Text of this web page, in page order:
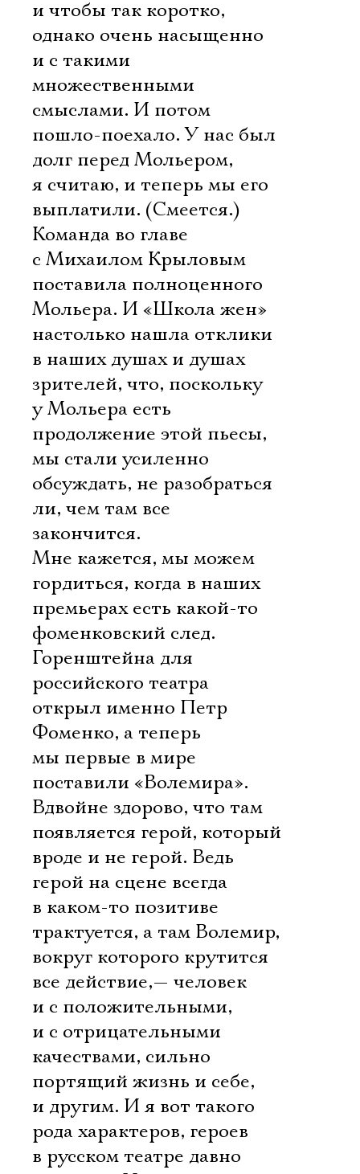
и чтобы так коротко,
однако очень насыщенно
и с такими
множественными
смыслами. И потом
пошло-поехало. У нас был
долг перед Мольером,
я считаю, и теперь мы его
выплатили. (Смеется.)
Команда во главе
с Михаилом Крыловым
поставила полноценного
Мольера. И «Школа жен»
настолько нашла отклики
в наших душах и душах
зрителей, что, поскольку
у Мольера есть
продолжение этой пьесы,
мы стали усиленно
обсуждать, не разобраться
ли, чем там все
закончится.
Мне кажется, мы можем
гордиться, когда в наших
премьерах есть какой-то
фоменковский след.
Горенштейна для
российского театра
открыл именно Петр
Фоменко, а теперь
мы первые в мире
поставили «Волемира».
Вдвойне здорово, что там
появляется герой, который
вроде и не герой. Ведь
герой на сцене всегда
в каком-то позитиве
трактуется, а там Волемир,
вокруг которого крутится
все действие,— человек
и с положительными,
и с отрицательными
качествами, сильно
портящий жизнь и себе,
и другим. И я вот такого
рода характеров, героев
в русском театре давно
Электропочта